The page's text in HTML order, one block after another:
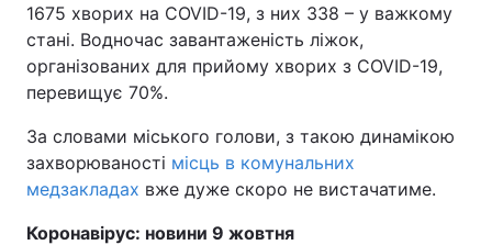
1675 хворих на COVID-19, з них 338 – у важкому
стані. Водночас завантаженість ліжок,
організованих для прийому хворих з COVID-19,
перевищує 70%.
За словами міського голови, з такою динамікою
захворюваності місць в комунальних
медзакладах вже дуже скоро не вистачатиме.
Коронавірус: новини 9 жовтня